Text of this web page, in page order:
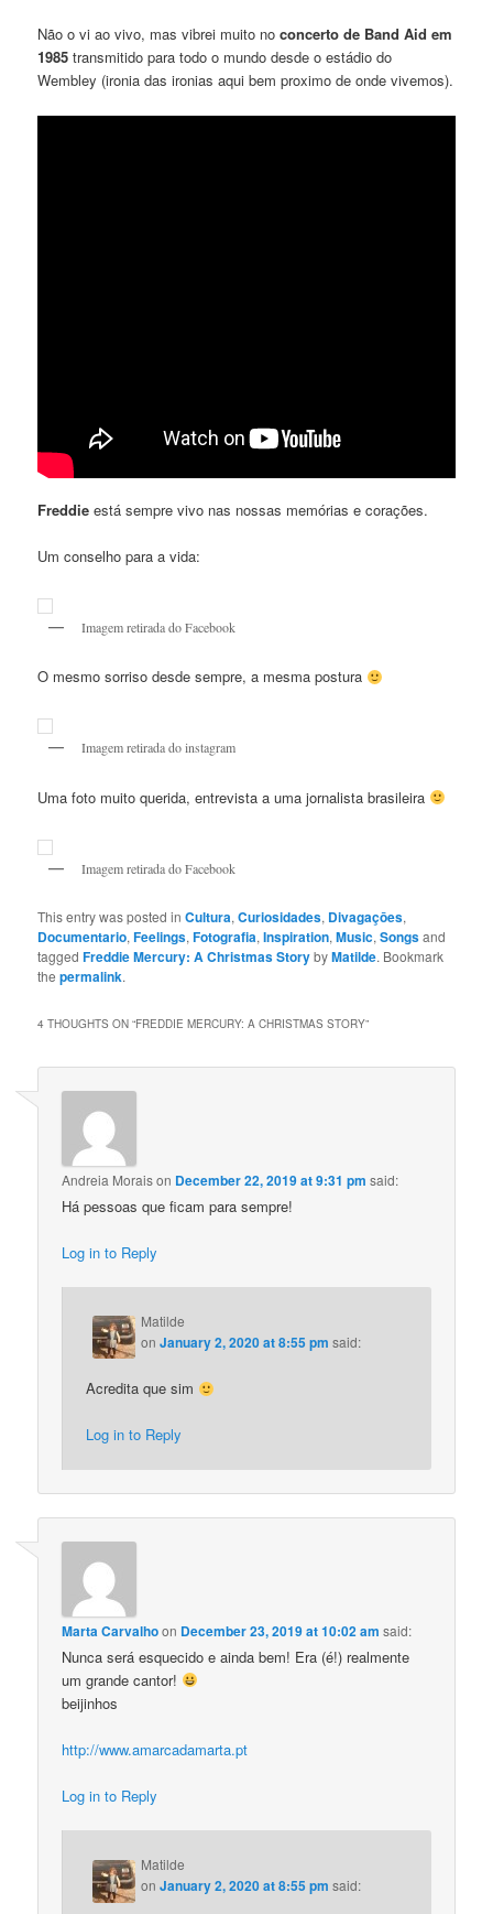
Não o vi ao vivo, mas vibrei muito noconcerto de Band Aid em
1985 transmitido para todo o mundo desde o estádio do
Wembley (ironia das ironias aqui bem proximo de onde vivemos).
Freddie está sempre vivo nas nossas memórias e corações.
Um conselho para a vida:
Imagem retirada do Facebook
O mesmo sorriso desde sempre, a mesma postura
Imagem retirada do instagram
Uma foto muito querida, entrevista a uma jornalista brasileira
Imagem retirada do Facebook
This entry was posted inCultura,Curiosidades, Divagaçōes,
Documentario,Feelings,Fotografia,Inspiration,Music,Songsand
taggedFreddie Mercury: A Christmas StorybyMatilde. Bookmark
thepermalink.
4 THOUGHTS ON “FREDDIE MERCURY: A CHRISTMAS STORY”
Andreia Moraison December 22, 2019 at 9:31 pm said:
Há pessoas que ficam para sempre!
Log in to Reply
Matilde
onJanuary 2, 2020 at 8:55 pm said:
Acredita que sim
Log in to Reply
Marta Carvalhoon December 23, 2019 at 10:02 am said:
Nunca será esquecido e ainda bem! Era (é!) realmente
um grande cantor!
beijinhos
http://www.amarcadamarta.pt
Log in to Reply
Matilde
onJanuary 2, 2020 at 8:55 pm said: